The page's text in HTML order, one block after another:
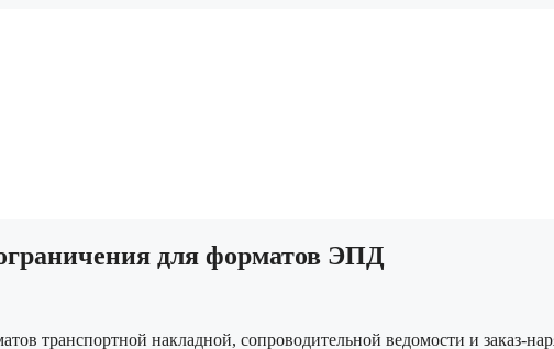
для форматов ЭПД
транспортной накладной, сопроводительной ведомости и заказ-